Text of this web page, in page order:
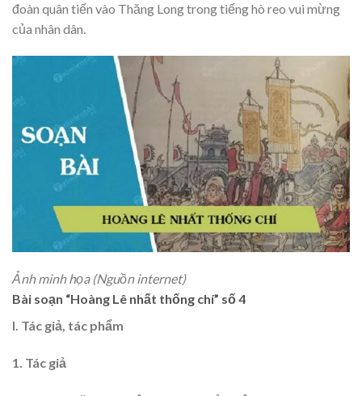
đoàn quân tiến vào Thăng Long trong tiếng hò reo vui mừng
của nhân dân.
Ảnh minh họa (Nguồn internet)
Bài soạn “Hoàng Lê nhất thống chí” số 4
I. Tác giả, tác phẩm
1. Tác giả